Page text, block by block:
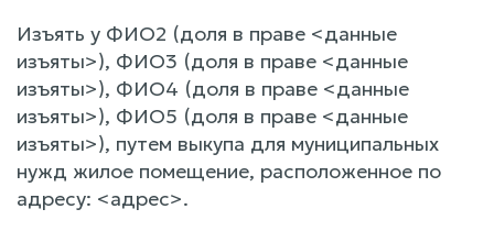
Изъять у ФИО2 (доля в праве <данные
изъяты>), ФИО3 (доля в праве <данные
изъяты>), ФИО4 (доля в праве <данные
изъяты>), ФИО5 (доля в праве <данные
изъяты>), путем выкупа для муниципальных
нужд жилое помещение, расположенное по
адресу: <адрес>.